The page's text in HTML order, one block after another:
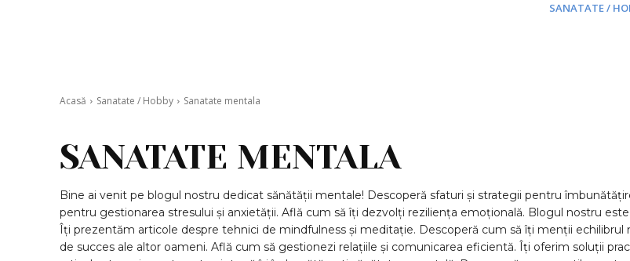
SANATATE /
Acasă Sanatate / Hobby Sanatate mentala
SANATATE MENTALA
Bine ai venit pe blogul nostru dedicat sănătății mentale! Descoperă sfaturi și strategii pentru
pentru gestionarea stresului și anxietății. Află cum să îți dezvolți reziliența emoțională. Blogul nostru
Îți prezentăm articole despre tehnici de mindfulness și meditație. Descoperă cum să îți menții echilibrul
de succes ale altor oameni. Află cum să gestionezi relațiile și comunicarea eficientă. Îți oferim soluții